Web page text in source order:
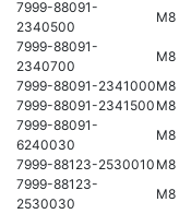
7999-88091-
2340500
M8
7999-88091-
2340700
M8
7999-88091-2341000M8
7999-88091-2341500 M8
7999-88091-
6240030
M8
7999-88123-2530010 M8
7999-88123-
2530030
M8